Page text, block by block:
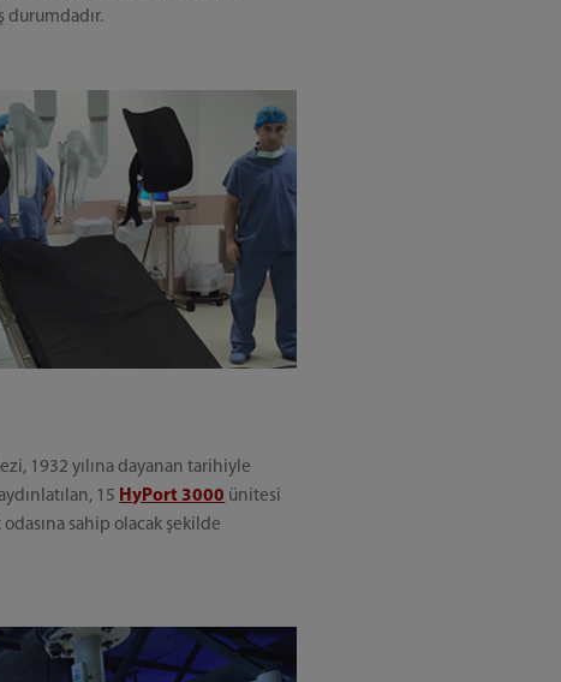
1932 yılına dayanan tarihiyle
15 HyPort 3000 ünitesi
sahip olacak şekilde